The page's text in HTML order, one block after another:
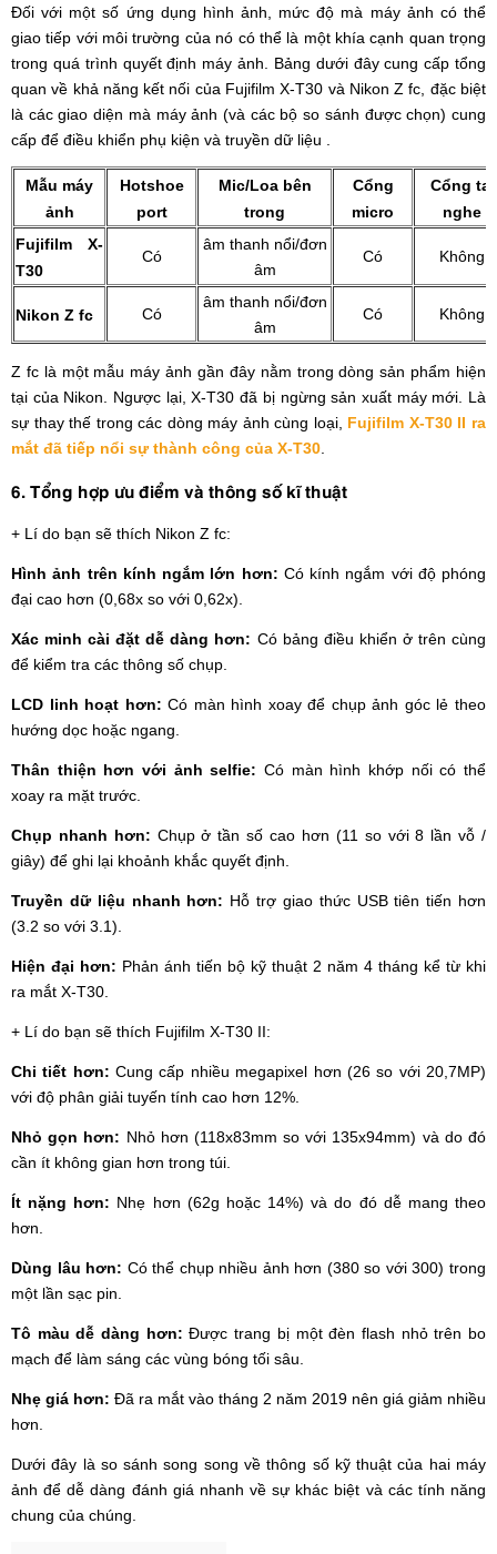
Đối với một số ứng dụng hình ảnh, mức độ mà máy ảnh có thể
giao tiếp với môi trường của nó có thể là một khía cạnh quan trọng
trong quá trình quyết định máy ảnh. Bảng dưới đây cung cấp tổng
quan về khả năng kết nối của Fujifilm X-T30 và Nikon Z fc, đặc biệt
là các giao diện mà máy ảnh (và các bộ so sánh được chọn) cung
cấp để điều khiển phụ kiện và truyền dữ liệu .
Mẫu máy
ảnh
Hotshoe
port
Mic/Loa bên
trong
Cổng
micro
Cổng tai
nghe
Fujifilm X-
T30
Có
âm thanh nổi/đơn
âm
Có Không
Nikon Z fc Có
âm thanh nổi/đơn
âm
Có Không
Z fc là một mẫu máy ảnh gần đây nằm trong dòng sản phẩm hiện
tại của Nikon. Ngược lại, X-T30 đã bị ngừng sản xuất máy mới. Là
sự thay thế trong các dòng máy ảnh cùng loại, Fujifilm X-T30 II ra
mắt đã tiếp nổi sự thành công của X-T30
6. Tổng hợp ưu điểm và thông số kĩ thuật
+ Lí do bạn sẽ thích Nikon Z fc:
Hình ảnh trên kính ngắm lớn hơn: Có kính ngắm với độ phóng
đại cao hơn (0,68x so với 0,62x).
Xác minh cài đặt dễ dàng hơn: Có bảng điều khiển ở trên cùng
để kiểm tra các thông số chụp.
LCD linh hoạt hơn: Có màn hình xoay để chụp ảnh góc lẻ theo
hướng dọc hoặc ngang.
Thân thiện hơn với ảnh selfie: Có màn hình khớp nối có thể
xoay ra mặt trước.
Chụp nhanh hơn: Chụp ở tần số cao hơn (11 so với 8 lần vỗ /
giây) để ghi lại khoảnh khắc quyết định.
Truyền dữ liệu nhanh hơn: Hỗ trợ giao thức USB tiên tiến hơn
(3.2 so với 3.1).
Hiện đại hơn: Phản ánh tiến bộ kỹ thuật 2 năm 4 tháng kể từ khi
ra mắt X-T30.
+ Lí do bạn sẽ thích Fujifilm X-T30 II:
Chi tiết hơn: Cung cấp nhiều megapixel hơn (26 so với 20,7MP)
với độ phân giải tuyến tính cao hơn 12%.
Nhỏ gọn hơn: Nhỏ hơn (118x83mm so với 135x94mm) và do đó
cần ít không gian hơn trong túi.
Ít nặng hơn: Nhẹ hơn (62g hoặc 14%) và do đó dễ mang theo
hơn.
Dùng lâu hơn: Có thể chụp nhiều ảnh hơn (380 so với 300) trong
một lần sạc pin.
Tô màu dễ dàng hơn: Được trang bị một đèn flash nhỏ trên bo
mạch để làm sáng các vùng bóng tối sâu.
Nhẹ giá hơn: Đã ra mắt vào tháng 2 năm 2019 nên giá giảm nhiều
hơn.
Dưới đây là so sánh song song về thông số kỹ thuật của hai máy
ảnh để dễ dàng đánh giá nhanh về sự khác biệt và các tính năng
chung của chúng.